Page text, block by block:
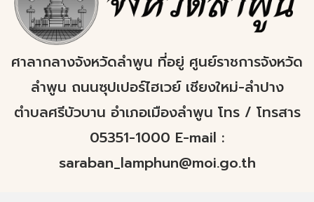
ศาลากลางจังหวัดลำพูน ที่อยู่ ศูนย์ราชการจังหวัด
ลำพูน ถนนซุปเปอร์ไฮเวย์ เชียงใหม่-ลำปาง
ตำบลศรีบัวบาน อำเภอเมืองลำพูน โทร / โทรสาร
05351-1000 E-mail :
saraban_lamphun@moi.go.th